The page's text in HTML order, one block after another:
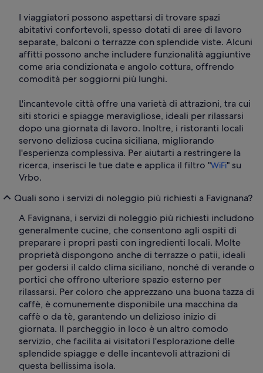
I viaggiatori possono aspettarsi di trovare spazi
abitativi confortevoli, spesso dotati di aree di lavoro
separate, balconi o terrazze con splendide viste. Alcuni
affitti possono anche includere funzionalità aggiuntive
come aria condizionata e angolo cottura, offrendo
comodità per soggiorni più lunghi.
L'incantevole città offre una varietà di attrazioni, tra cui
siti storici e spiagge meravigliose, ideali per rilassarsi
dopo una giornata di lavoro. Inoltre, i ristoranti locali
servono deliziosa cucina siciliana, migliorando
l'esperienza complessiva. Per aiutarti a restringere la
ricerca, inserisci le tue date e applica il filtro "WiFi" su
Vrbo.
Quali sono i servizi di noleggio più richiesti a Favignana?
A Favignana, i servizi di noleggio più richiesti includono
generalmente cucine, che consentono agli ospiti di
preparare i propri pasti con ingredienti locali. Molte
proprietà dispongono anche di terrazze o patii, ideali
per godersi il caldo clima siciliano, nonché di verande o
portici che offrono ulteriore spazio esterno per
rilassarsi. Per coloro che apprezzano una buona tazza di
caffè, è comunemente disponibile una macchina da
caffè o da tè, garantendo un delizioso inizio di
giornata. Il parcheggio in loco è un altro comodo
servizio, che facilita ai visitatori l'esplorazione delle
splendide spiagge e delle incantevoli attrazioni di
questa bellissima isola.